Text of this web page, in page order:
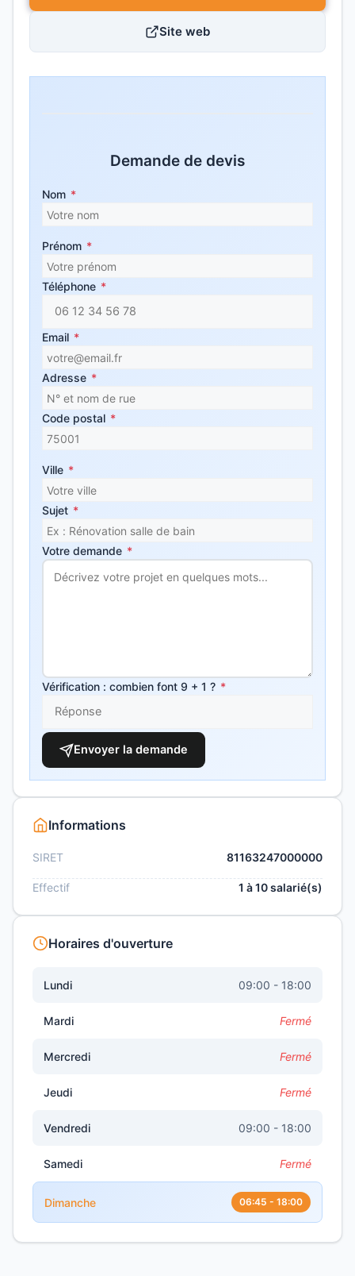
Site web
Demande de devis
Nom *
Prénom *
Téléphone *
Email *
Adresse *
Code postal *
Ville *
Sujet *
Votre demande *
Vérification : combien font 9 + 1 ? *
Envoyer la demande
Informations
SIRET 81163247000000
Effectif 1 à 10 salarié(s)
Horaires d'ouverture
Lundi 09:00 - 18:00
Mardi Fermé
Mercredi Fermé
Jeudi Fermé
Vendredi 09:00 - 18:00
Samedi Fermé
Dimanche 06:45 - 18:00